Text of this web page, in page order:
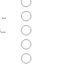
Метал, вироби з металу
Кондиціонери, вентиляція